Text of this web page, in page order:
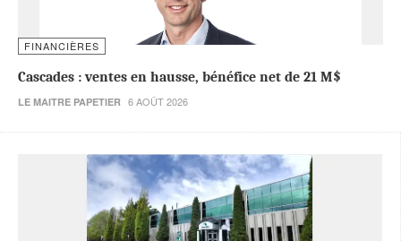
FINANCIÈRES
Cascades : ventes en hausse, bénéfice net de 21 M$
LE MAITRE PAPETIER 6 AOÛT 2026